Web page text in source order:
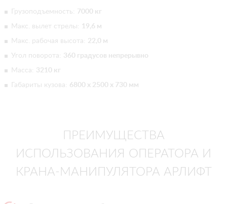
Грузоподъемность: 7000 кг
Макс. вылет стрелы: 19,6 м
Макс. рабочая высота: 22,0 м
Угол поворота: 360 градусов непрерывно
Масса: 3210 кг
Габариты кузова: 6800 х 2500 х 730 мм
ПРЕИМУЩЕСТВА
ИСПОЛЬЗОВАНИЯ ОПЕРАТОРА И
КРАНА-МАНИПУЛЯТОРА АРЛИФТ